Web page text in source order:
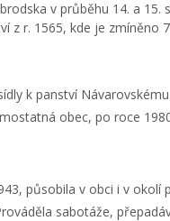
v průběhu 14. a
z r. 1565, kde je zmíněno
k panství
obec, po roce
působila v obci i v okolí
sabotáže,